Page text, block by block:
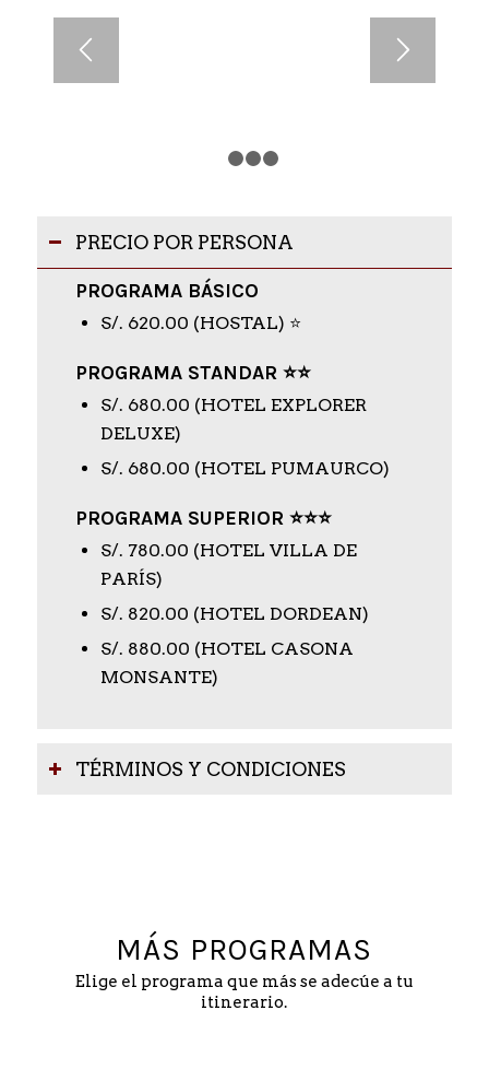
PRECIO POR PERSONA
PROGRAMA BÁSICO
S/. 620.00 (HOSTAL) ⭐
PROGRAMA STANDAR ⭐⭐
S/. 680.00 (HOTEL EXPLORER
DELUXE)
S/. 680.00 (HOTEL PUMAURCO)
PROGRAMA SUPERIOR ⭐⭐⭐
S/. 780.00 (HOTEL VILLA DE
PARÍS)
S/. 820.00 (HOTEL DORDEAN)
S/. 880.00 (HOTEL CASONA
MONSANTE)
TÉRMINOS Y CONDICIONES
MÁS PROGRAMAS
Elige el programa que más se adecúe a tu
itinerario.